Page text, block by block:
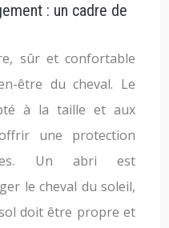
: un cadre de
sûr et confortable
être du cheval. Le
à la taille et aux
une protection
Un abri est
le cheval du soleil,
doit être propre et